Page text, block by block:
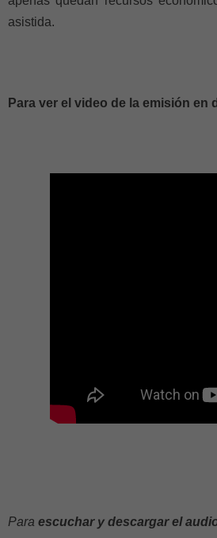
asistida.
Para ver el video de la emisión en
Para escuchar y descargar el